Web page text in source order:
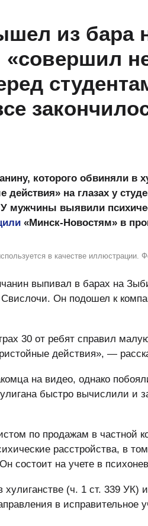
из бара
«совершил
которого обвиняли в
на глазах у
мужчины выявили
«Минск-Новостям» в
в качестве иллюстрации.
выпивал в барах на
Он подошел к
30 от ребят справил
действия», —
на видео, однако
быстро вычислили и
по продажам в частной
расстройства, в
состоит на учете в
(ч. 1 ст. 339 УК)
в исправительное